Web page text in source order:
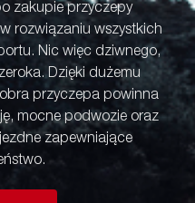
zakupie przyczepy
rozwiązaniu wszystkich
Nic więc dziwnego,
Dzięki dużemu
przyczepa powinna
mocne podwozie oraz
zapewniające